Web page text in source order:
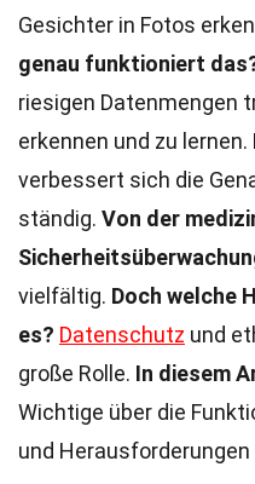
Gesichter in Fotos
genau funktioniert
riesigen Datenmengen
erkennen und zu lernen.
verbessert sich die
ständig. Von der
vielfältig. Doch welche
es? Datenschutz und
große Rolle. In diesem
Wichtige über die
und